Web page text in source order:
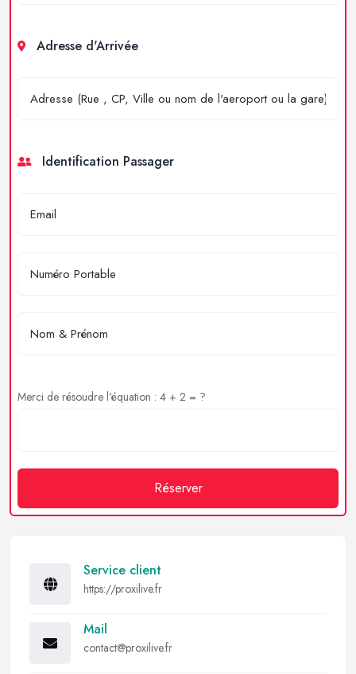
Adresse d'Arrivée
Identification Passager
Merci de résoudre l'équation : 4 + 2 = ?
Réserver
Service client
https://proxilive.fr
Mail
contact@proxilive.fr